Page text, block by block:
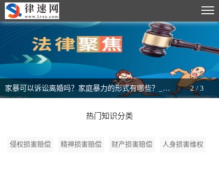
家暴可以诉讼离婚吗？家庭暴力的形式有哪些？_当前速读 2/3
热门知识分类
侵权损害赔偿 精神损害赔偿 财产损害赔偿 人身损害维权